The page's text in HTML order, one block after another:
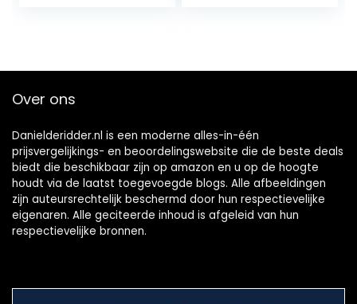
Over ons
Danielderidder.nl is een moderne alles-in-één
prijsvergelijkings- en beoordelingswebsite die de beste deals
biedt die beschikbaar zijn op amazon en u op de hoogte
houdt via de laatst toegevoegde blogs. Alle afbeeldingen
zijn auteursrechtelijk beschermd door hun respectievelijke
eigenaren. Alle geciteerde inhoud is afgeleid van hun
respectievelijke bronnen.